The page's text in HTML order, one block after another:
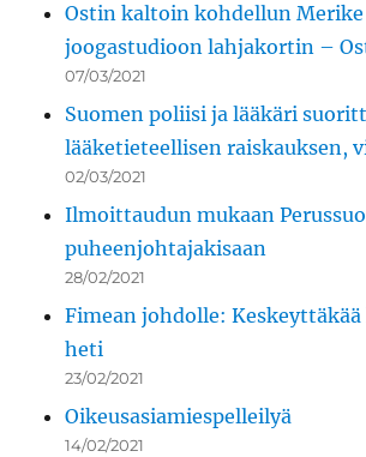
Ostin kaltoin kohdellun
joogastudioon lahjakortin –
07/03/2021
Suomen poliisi ja lääkäri
lääketieteellisen raiskauksen,
02/03/2021
Ilmoittaudun mukaan
puheenjohtajakisaan
28/02/2021
Fimean johdolle:
heti
23/02/2021
Oikeusasiamiespelleilyä
14/02/2021